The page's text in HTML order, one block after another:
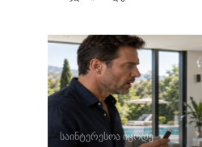
საინტერესოა იცოდე